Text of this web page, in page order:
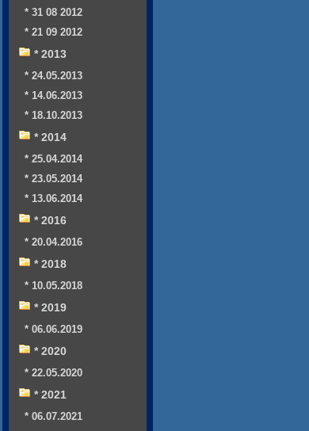
* 31 08 2012
* 21 09 2012
* 2013
* 24.05.2013
* 14.06.2013
* 18.10.2013
* 2014
* 25.04.2014
* 23.05.2014
* 13.06.2014
* 2016
* 20.04.2016
* 2018
* 10.05.2018
* 2019
* 06.06.2019
* 2020
* 22.05.2020
* 2021
* 06.07.2021